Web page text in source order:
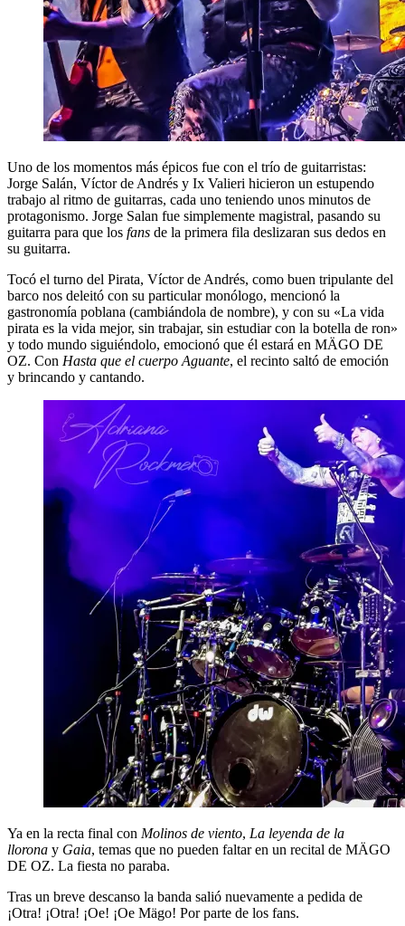
Uno de los momentos más épicos fue con el trío de guitarristas:
Jorge Salán, Víctor de Andrés y Ix Valieri hicieron un estupendo
trabajo al ritmo de guitarras, cada uno teniendo unos minutos de
protagonismo. Jorge Salan fue simplemente magistral, pasando su
guitarra para que los fans de la primera fila deslizaran sus dedos en
su guitarra.
Tocó el turno del Pirata, Víctor de Andrés, como buen tripulante del
barco nos deleitó con su particular monólogo, mencionó la
gastronomía poblana (cambiándola de nombre), y con su «La vida
pirata es la vida mejor, sin trabajar, sin estudiar con la botella de ron»
y todo mundo siguiéndolo, emocionó que él estará en MÄGO DE
OZ. Con Hasta que el cuerpo Aguante, el recinto saltó de emoción
y brincando y cantando.
Ya en la recta final con Molinos de viento, La leyenda de la
llorona y Gaia, temas que no pueden faltar en un recital de MÄGO
DE OZ. La fiesta no paraba.
Tras un breve descanso la banda salió nuevamente a pedida de
¡Otra! ¡Otra! ¡Oe! ¡Oe Mägo! Por parte de los fans.